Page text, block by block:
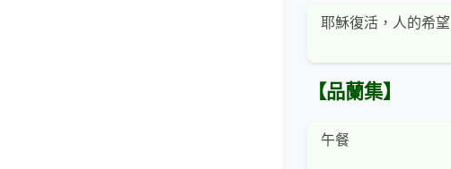
耶穌復活，人的希望
【品蘭集】
午餐